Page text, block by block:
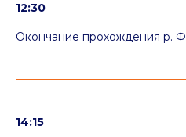
12:30
Окончание прохождения р.
14:15